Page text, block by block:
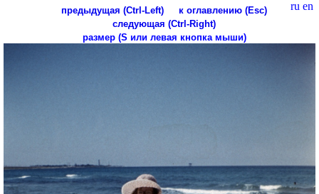
ru en
предыдущая (Ctrl-Left)
к оглавлению (Esc)
следующая (Ctrl-Right)
размер (S или левая кнопка мыши)